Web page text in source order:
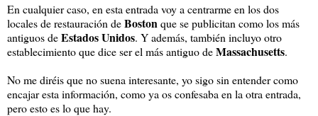
En cualquier caso, en esta entrada voy a centrarme en los dos
locales de restauración deBostonque se publicitan como los más
antiguos deEstados Unidos. Y además, también incluyo otro
establecimiento que dice ser el más antiguo deMassachusetts.
No me diréis que no suena interesante, yo sigo sin entender como
encajar esta información, como ya os confesaba en la otra entrada,
pero esto es lo que hay.